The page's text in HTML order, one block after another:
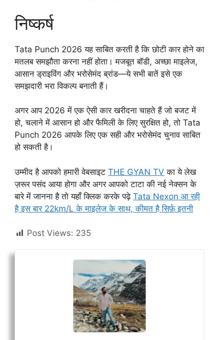
निष्कर्ष
Tata Punch 2026 यह साबित करती है कि छोटी कार होने का
मतलब समझौता करना नहीं होता। मजबूत बॉडी, अच्छा माइलेज,
आसान ड्राइविंग और भरोसेमंद ब्रांड—ये सभी बातें इसे एक
समझदारी भरा विकल्प बनाती हैं।
अगर आप 2026 में एक ऐसी कार खरीदना चाहते हैं जो बजट में
हो, चलाने में आसान हो और फैमिली के लिए सुरक्षित हो, तो Tata
Punch 2026 आपके लिए एक सही और भरोसेमंद चुनाव साबित
हो सकती है।
उम्मीद है आपको हमारी वेबसाइट THE GYAN TV का ये लेख
ज़रूर पसंद आया होगा और अगर आपको टाटा की नई नेक्सन के
बारे में जानना है तो यहाँ क्लिक करके पढ़े Tata Nexon आ रही
है इस बार 22km/L के माइलेज के साथ, कीमत है सिर्फ़ इतनी
Post Views: 235